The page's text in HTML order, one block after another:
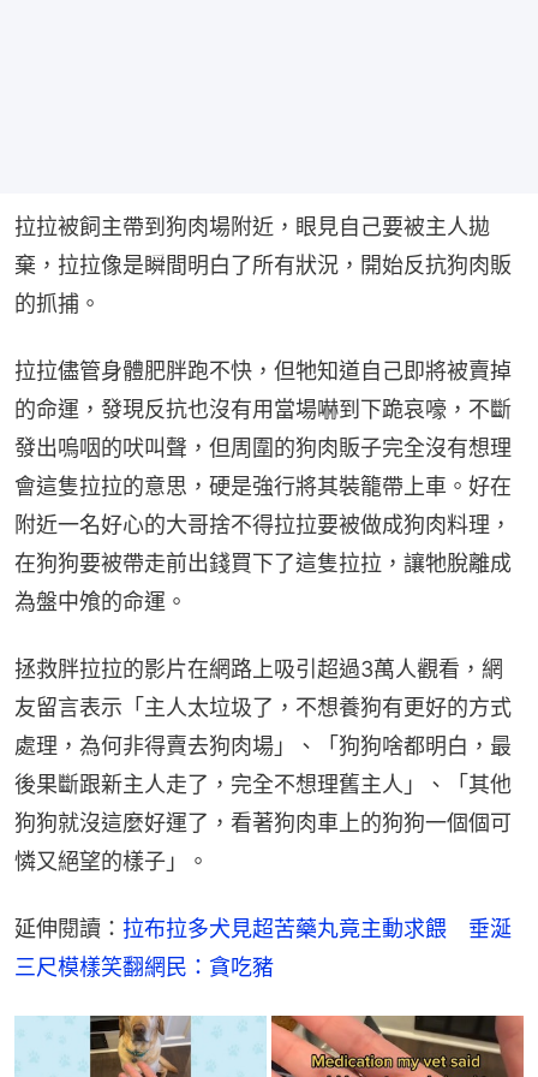
拉拉被飼主帶到狗肉場附近，眼見自己要被主人拋
棄，拉拉像是瞬間明白了所有狀況，開始反抗狗肉販
的抓捕。
拉拉儘管身體肥胖跑不快，但牠知道自己即將被賣掉
的命運，發現反抗也沒有用當場嚇到下跪哀嚎，不斷
發出嗚咽的吠叫聲，但周圍的狗肉販子完全沒有想理
會這隻拉拉的意思，硬是強行將其裝籠帶上車。好在
附近一名好心的大哥捨不得拉拉要被做成狗肉料理，
在狗狗要被帶走前出錢買下了這隻拉拉，讓牠脫離成
為盤中飧的命運。
拯救胖拉拉的影片在網路上吸引超過3萬人觀看，網
友留言表示「主人太垃圾了，不想養狗有更好的方式
處理，為何非得賣去狗肉場」、「狗狗啥都明白，最
後果斷跟新主人走了，完全不想理舊主人」、「其他
狗狗就沒這麼好運了，看著狗肉車上的狗狗一個個可
憐又絕望的樣子」。
延伸閱讀： 拉布拉多犬見超苦藥丸竟主動求餵　垂涎
三尺模樣笑翻網民：貪吃豬